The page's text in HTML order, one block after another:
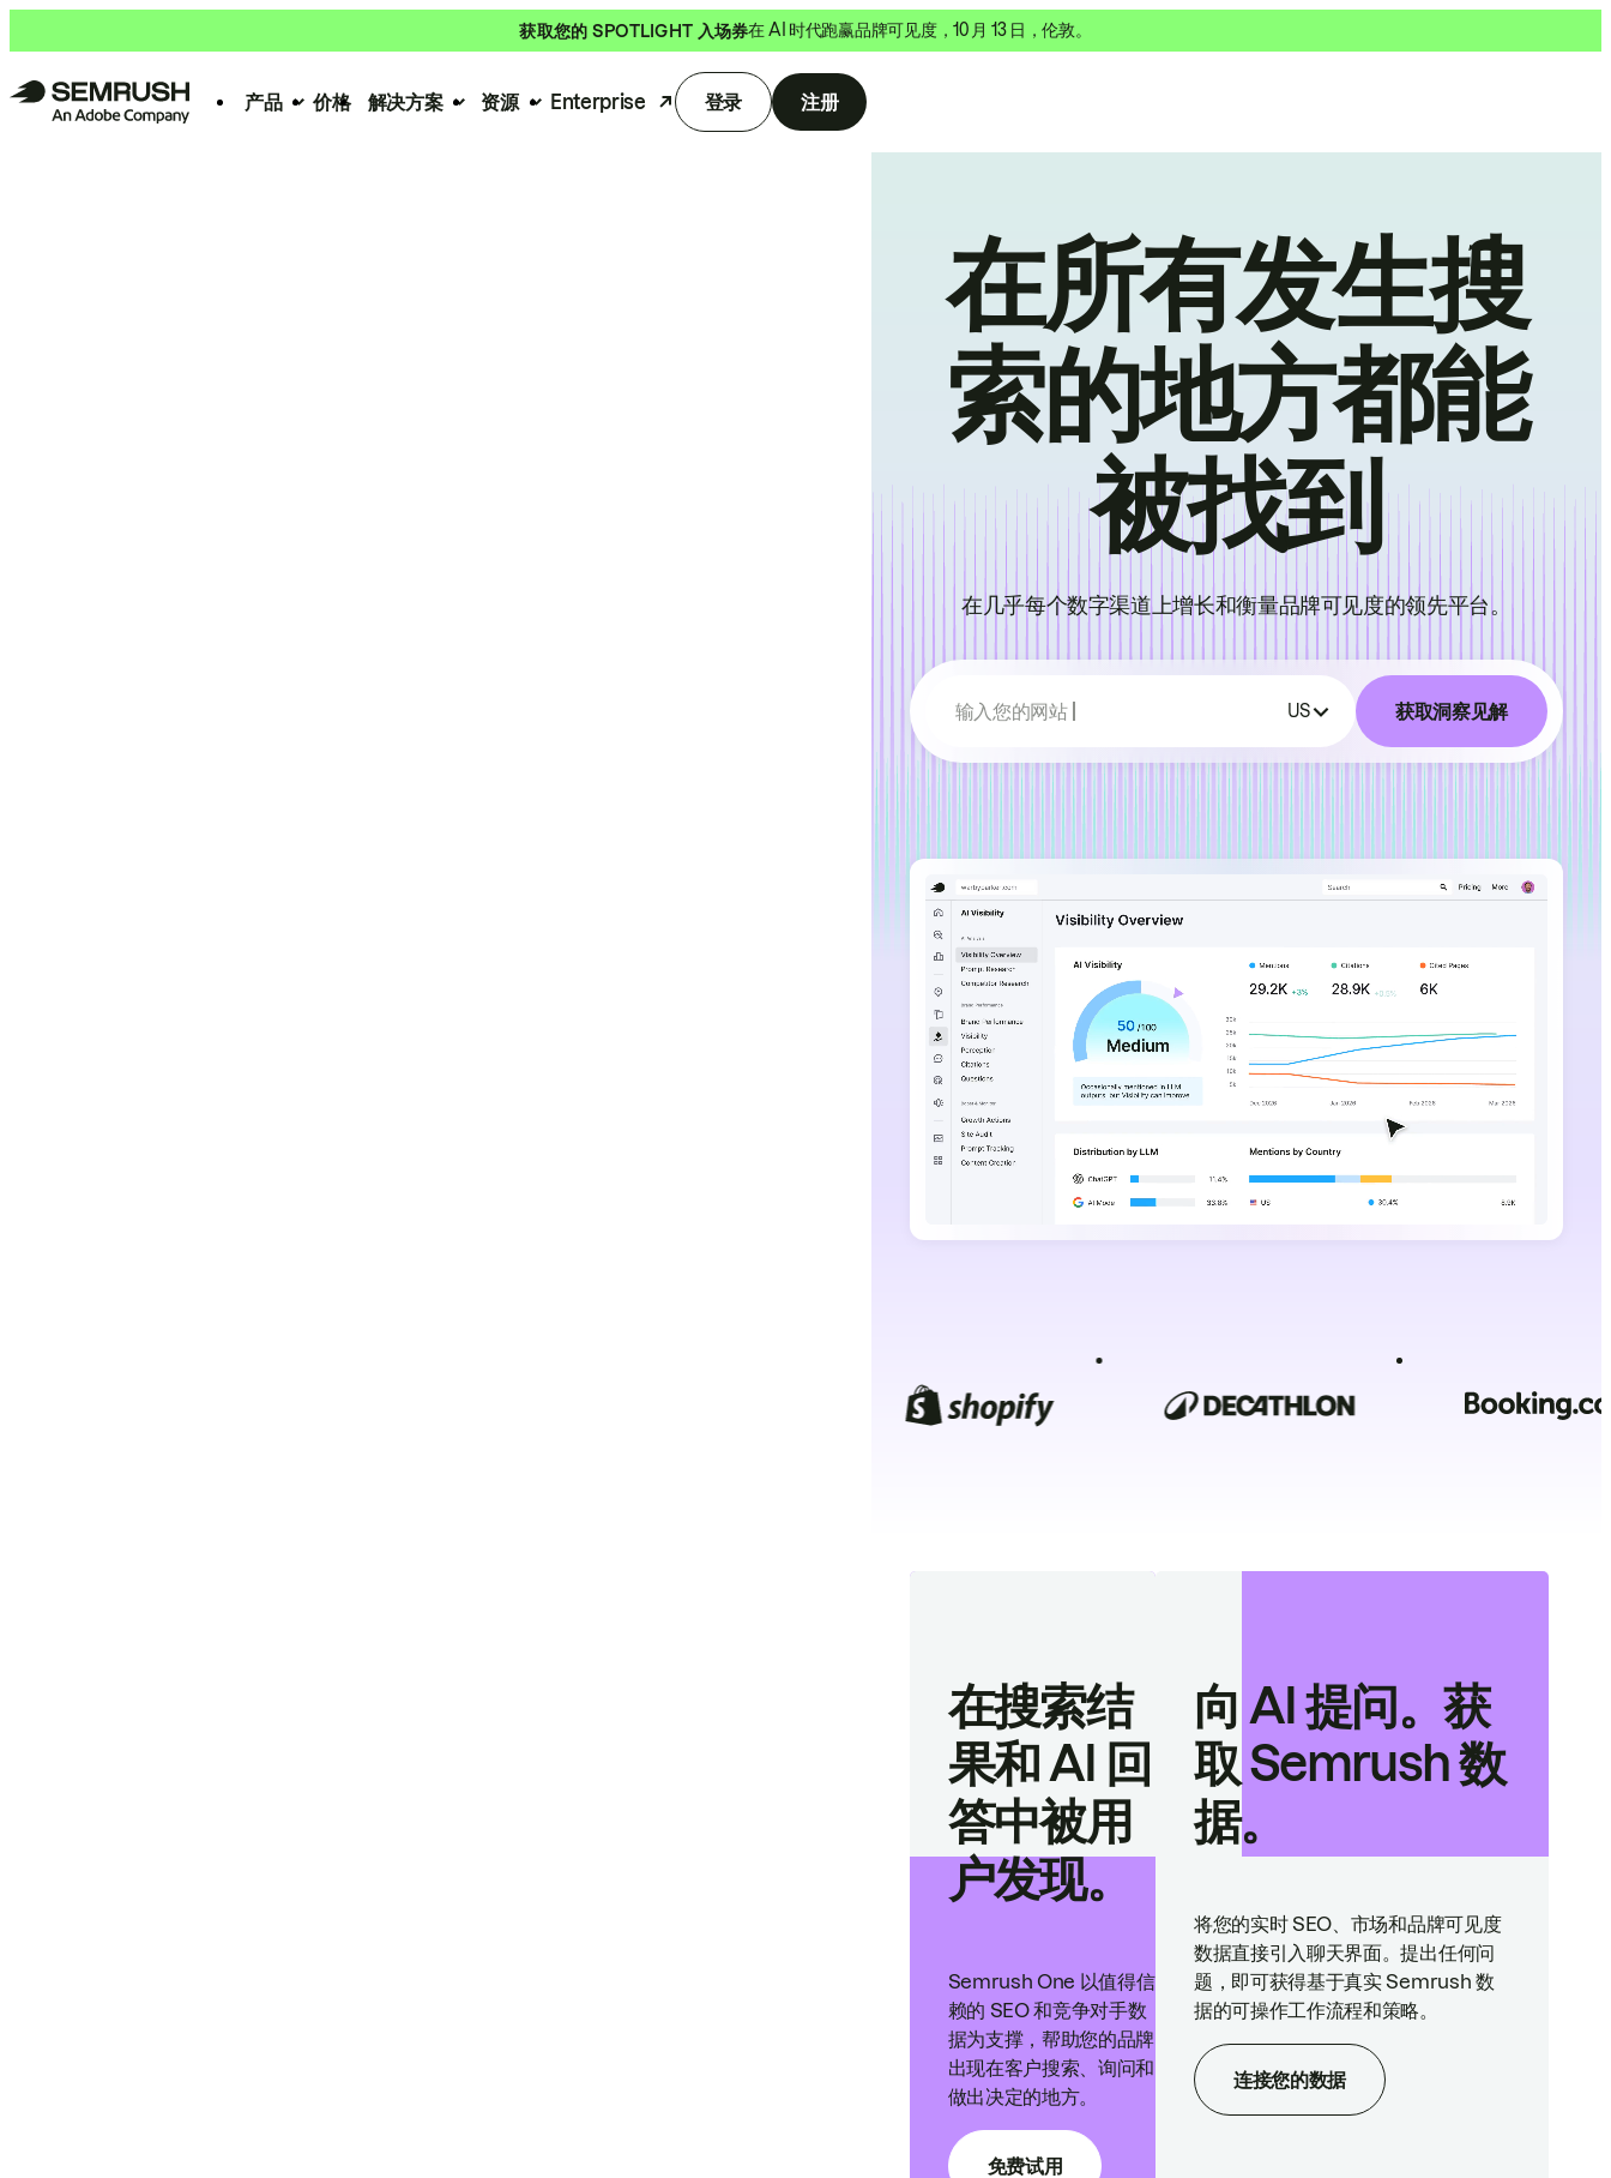
获取您的 SPOTLIGHT 入场券在 AI 时代跑赢品牌可见度，10 月 13 日，伦敦。
产品 价格 解决方案 资源 Enterprise 登录 注册
在所有发生搜
索的地方都能
被找到
在几乎每个数字渠道上增长和衡量品牌可见度的领先平台。
输入您的网站 US 获取洞察见解
在搜索结
果和 AI 回
答中被用
户发现。
Semrush One 以值得信
赖的 SEO 和竞争对手数
据为支撑，帮助您的品牌
出现在客户搜索、询问和
做出决定的地方。
免费试用
向 AI 提问。获
取 Semrush 数
据。
将您的实时 SEO、市场和品牌可见度
数据直接引入聊天界面。提出任何问
题，即可获得基于真实 Semrush 数
据的可操作工作流程和策略。
连接您的数据